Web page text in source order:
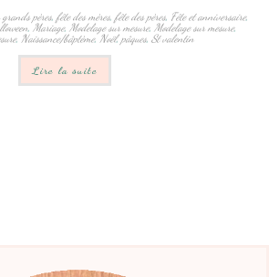
grands pères, fête des mères, fête des pères, Fête et anniversaire,
, Mariage, Modelage sur mesure, Modelage sur mesure,
, Naissance/bâptème, Noël,pâques, St valentin
Lire la suite